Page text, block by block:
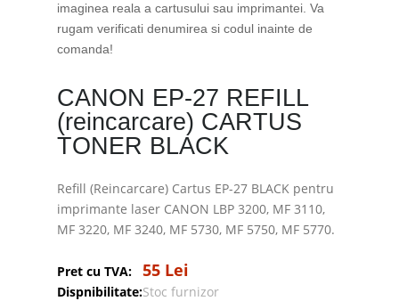
imaginea reala a cartusului sau imprimantei. Va
rugam verificati denumirea si codul inainte de
comanda!
CANON EP-27 REFILL
(reincarcare) CARTUS
TONER BLACK
Refill (Reincarcare) Cartus EP-27 BLACK pentru
imprimante laser CANON LBP 3200, MF 3110,
MF 3220, MF 3240, MF 5730, MF 5750, MF 5770.
Pret cu TVA: 55 Lei
Dispnibilitate:Stoc furnizor